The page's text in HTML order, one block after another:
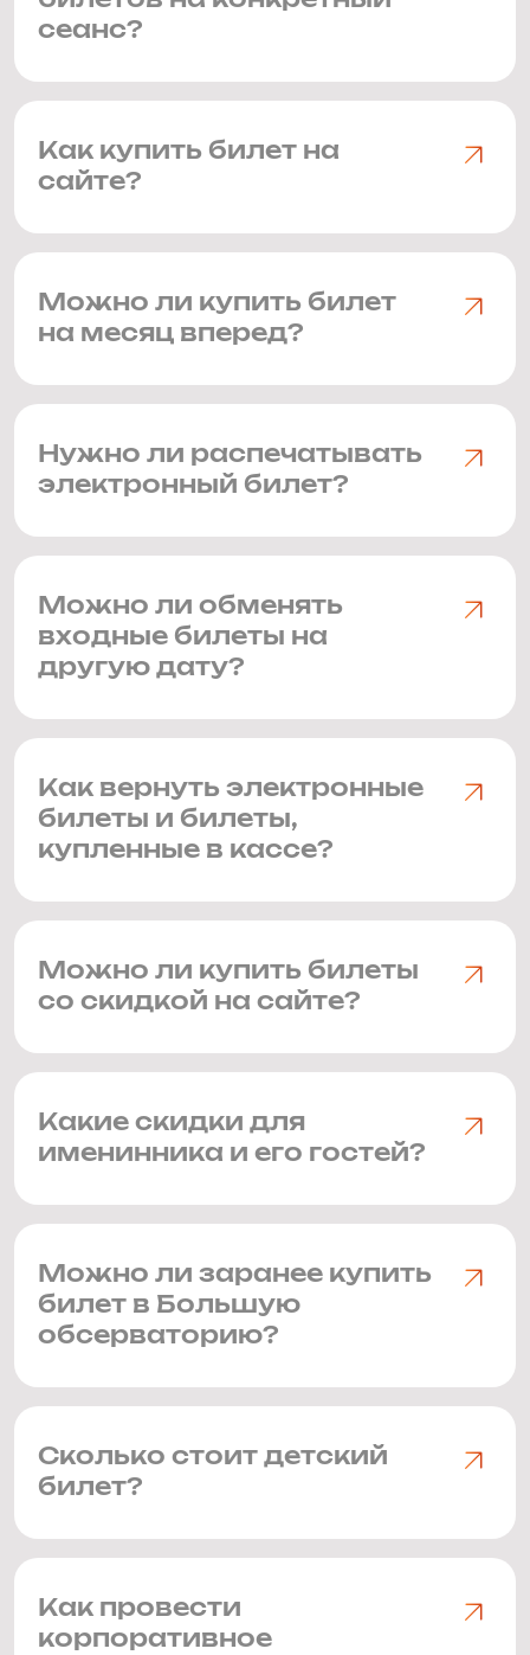
сеанс?
Как купить билет на
сайте?
Можно ли купить билет
на месяц вперед?
Нужно ли распечатывать
электронный билет?
Можно ли обменять
входные билеты на
другую дату?
Как вернуть электронные
билеты и билеты,
купленные в кассе?
Можно ли купить билеты
со скидкой на сайте?
Какие скидки для
именинника и его гостей?
Можно ли заранее купить
билет в Большую
обсерваторию?
Сколько стоит детский
билет?
Как провести
корпоративное